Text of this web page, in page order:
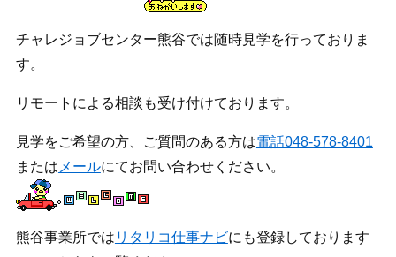
チャレジョブセンター熊谷では随時見学を行っておりま
す。
リモートによる相談も受け付けております。
見学をご希望の方、ご質問のある方は電話048-578-8401
または メールにてお問い合わせください。
熊谷事業所では リタリコ仕事ナビにも登録しております